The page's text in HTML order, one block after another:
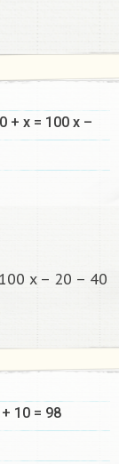
+ х = 100 x –
x – 20 – 40
10 = 98​